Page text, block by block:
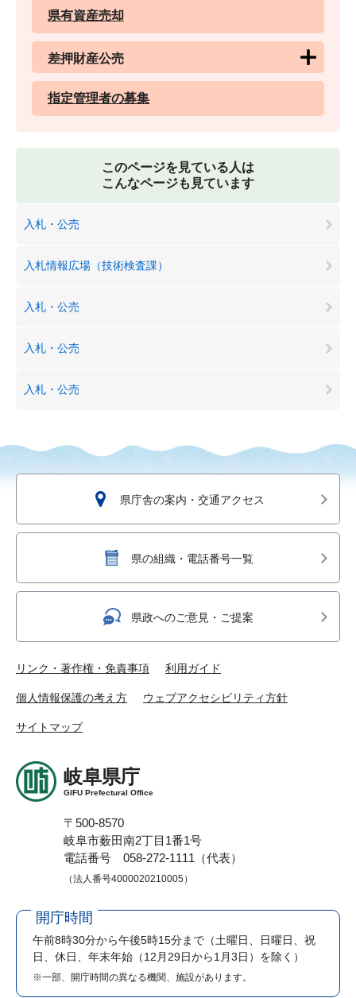
県有資産売却
差押財産公売
指定管理者の募集
このページを見ている人は
こんなページも見ています
入札・公売
入札情報広場（技術検査課）
入札・公売
入札・公売
入札・公売
県庁舎の案内・交通アクセス
県の組織・電話番号一覧
県政へのご意見・ご提案
リンク・著作権・免責事項 利用ガイド
個人情報保護の考え方 ウェブアクセシビリティ方針
サイトマップ
岐阜県庁
GIFU Prefectural Office
〒500-8570
岐阜市薮田南2丁目1番1号
電話番号 058-272-1111（代表）
（法人番号4000020210005）
開庁時間
午前8時30分から午後5時15分まで （土曜日、日曜日、祝
日、休日、年末年始（12月29日から1月3日）を除く）
※一部、開庁時間の異なる機関、施設があります。